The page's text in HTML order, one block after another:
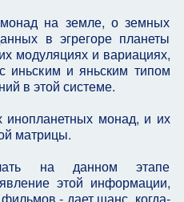
на земле, о земных
в эгрегоре планеты
модуляциях и вариациях,
иньским и яньским типом
в этой системе.
монад, и их
матрицы.
на данном этапе
этой информации,
- дает шанс, когда-